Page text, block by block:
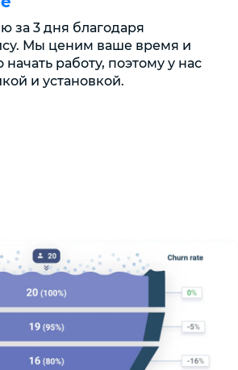
за 3 дня благодаря
Мы ценим ваше время и
работу, поэтому у нас
и установкой.